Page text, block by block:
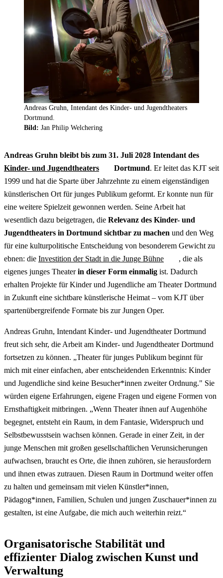
Andreas Gruhn, Intendant des Kinder- und Jugendtheaters
Dortmund.
Bild: Jan Philip Welchering
Andreas Gruhn bleibt bis zum 31. Juli 2028 Intendant des
Kinder- und Jugendtheaters
Dortmund. Er leitet das KJT seit
1999 und hat die Sparte über Jahrzehnte zu einem eigenständigen
künstlerischen Ort für junges Publikum geformt. Er konnte nun für
eine weitere Spielzeit gewonnen werden. Seine Arbeit hat
wesentlich dazu beigetragen, die Relevanz des Kinder- und
Jugendtheaters in Dortmund sichtbar zu machen und den Weg
für eine kulturpolitische Entscheidung von besonderem Gewicht zu
ebnen: die Investition der Stadt in die Junge Bühne
, die als
eigenes junges Theaterin dieser Form einmalig ist. Dadurch
erhalten Projekte für Kinder und Jugendliche am Theater Dortmund
in Zukunft eine sichtbare künstlerische Heimat – vom KJT über
spartenübergreifende Formate bis zur Jungen Oper.
Andreas Gruhn, Intendant Kinder- und Jugendtheater Dortmund
freut sich sehr, die Arbeit am Kinder- und Jugendtheater Dortmund
fortsetzen zu können. „Theater für junges Publikum beginnt für
mich mit einer einfachen, aber entscheidenden Erkenntnis: Kinder
und Jugendliche sind keine Besucher*innen zweiter Ordnung." Sie
würden eigene Erfahrungen, eigene Fragen und eigene Formen von
Ernsthaftigkeit mitbringen. „Wenn Theater ihnen auf Augenhöhe
begegnet, entsteht ein Raum, in dem Fantasie, Widerspruch und
Selbstbewusstsein wachsen können. Gerade in einer Zeit, in der
junge Menschen mit großen gesellschaftlichen Verunsicherungen
aufwachsen, braucht es Orte, die ihnen zuhören, sie herausfordern
und ihnen etwas zutrauen. Diesen Raum in Dortmund weiter offen
zu halten und gemeinsam mit vielen Künstler*innen,
Pädagog*innen, Familien, Schulen und jungen Zuschauer*innen zu
gestalten, ist eine Aufgabe, die mich auch weiterhin reizt.“
Organisatorische Stabilität und
effizienter Dialog zwischen Kunst und
Verwaltung